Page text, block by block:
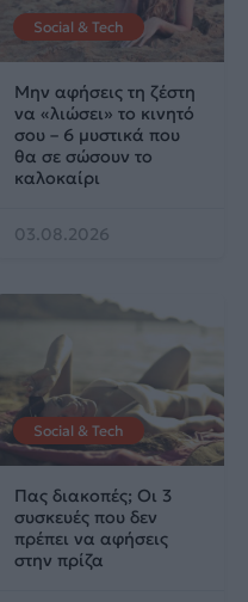
Social & Tech
Μην αφήσεις τη ζέστη
να «λιώσει» το κινητό
σου – 6 μυστικά που
θα σε σώσουν το
καλοκαίρι
03.08.2026
Social & Tech
Πας διακοπές; Οι 3
συσκευές που δεν
πρέπει να αφήσεις
στην πρίζα